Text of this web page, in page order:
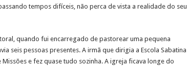
tempos difíceis, não perca de vista a realidade do seu
quando fui encarregado de pastorear uma pequena
seis pessoas presentes. A irmã que dirigia a Escola Sabatina
e fez quase tudo sozinha. A igreja ficava longe do